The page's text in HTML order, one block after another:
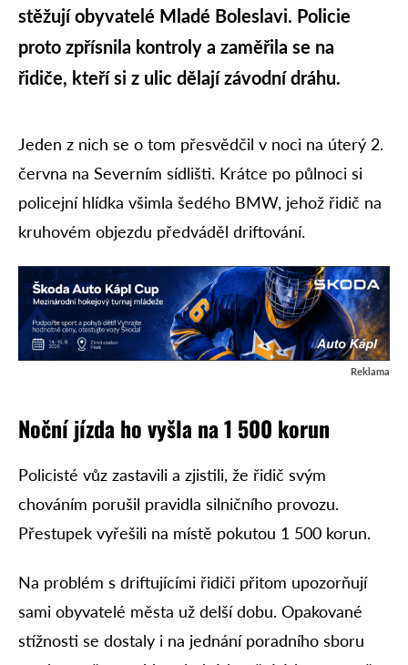
stěžují obyvatelé Mladé Boleslavi. Policie
proto zpřísnila kontroly a zaměřila se na
řidiče, kteří si z ulic dělají závodní dráhu.
Jeden z nich se o tom přesvědčil v noci na úterý 2.
června na Severním sídlišti. Krátce po půlnoci si
policejní hlídka všimla šedého BMW, jehož řidič na
kruhovém objezdu předváděl driftování.
Reklama
Noční jízda ho vyšla na 1 500 korun
Policisté vůz zastavili a zjistili, že řidič svým
chováním porušil pravidla silničního provozu.
Přestupek vyřešili na místě pokutou 1 500 korun.
Na problém s driftujícími řidiči přitom upozorňují
sami obyvatelé města už delší dobu. Opakované
stížnosti se dostaly i na jednání poradního sboru